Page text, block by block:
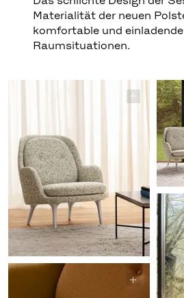
Materialität der neuen
komfortable und einladende
Raumsituationen.